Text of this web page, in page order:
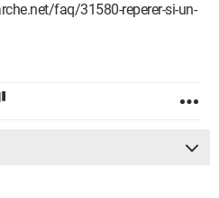
faq/31580-reperer-si-un-